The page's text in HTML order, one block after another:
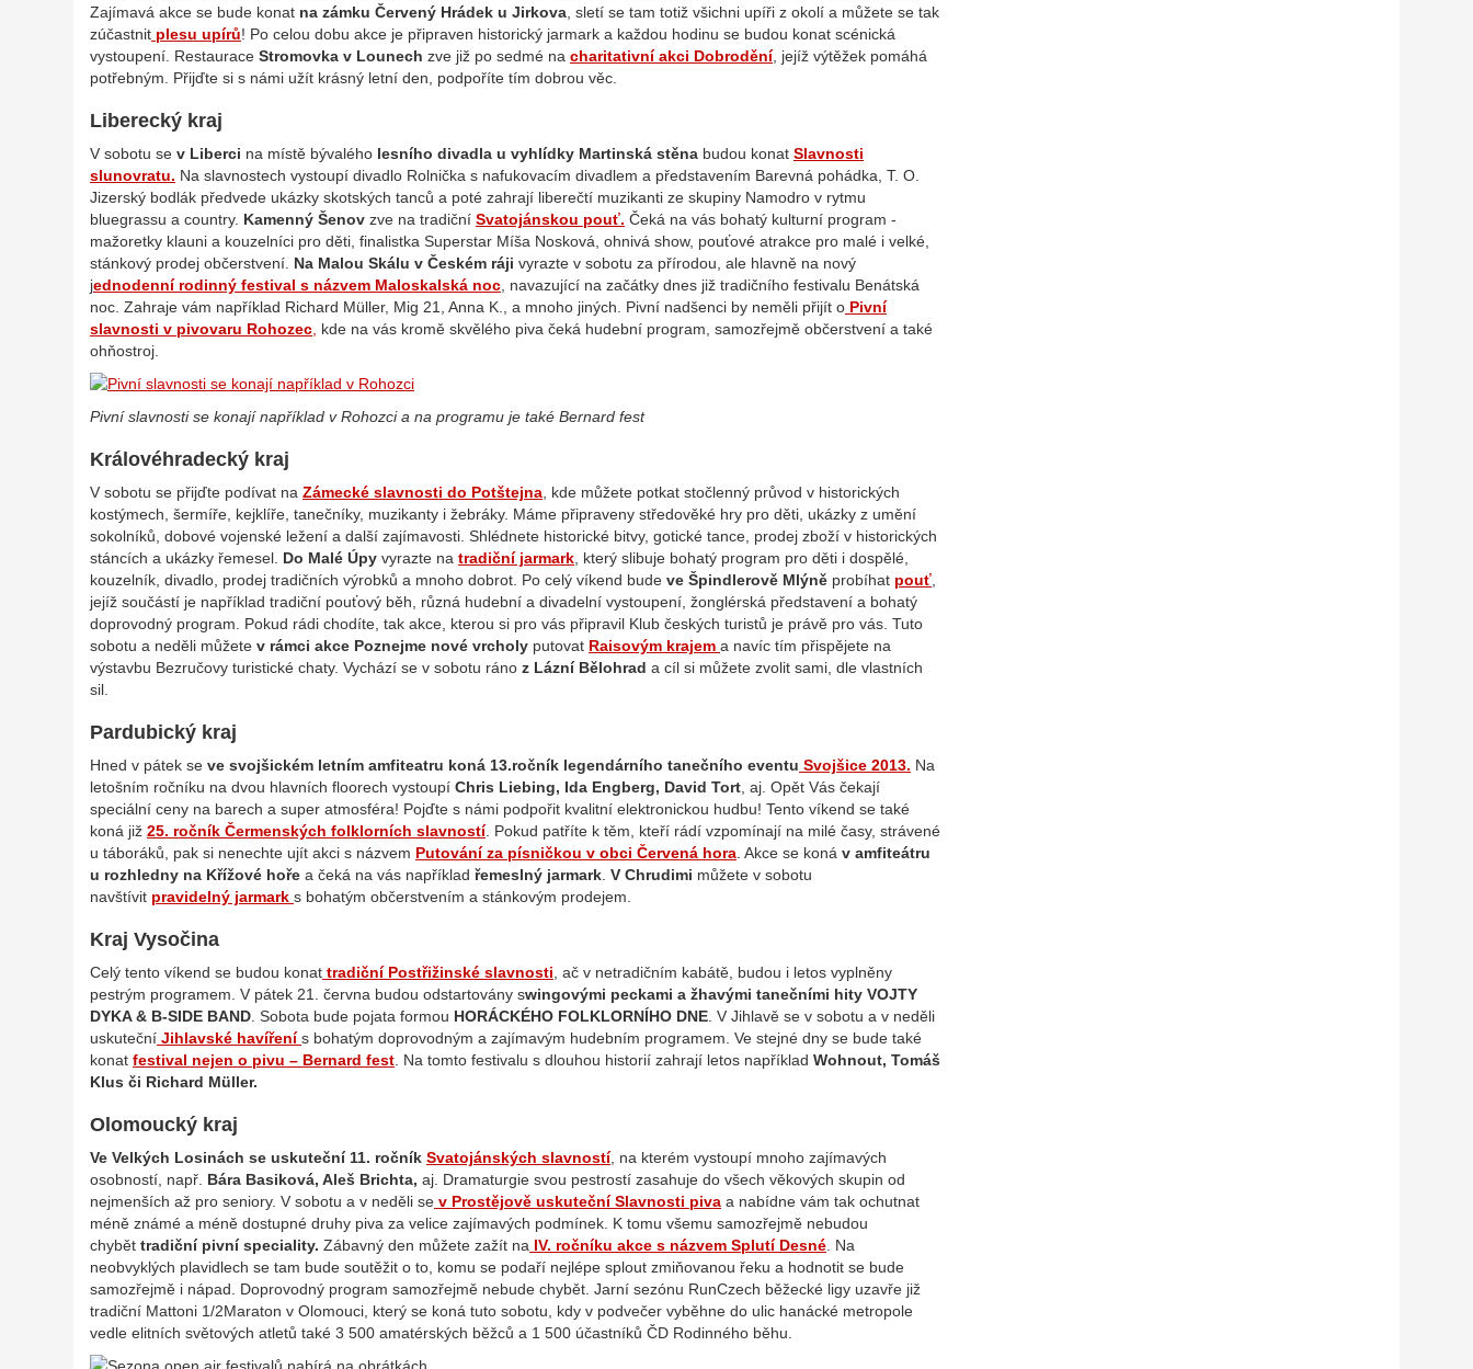
Zajímavá akce se bude konat na zámku Červený Hrádek u Jirkova , sletí se tam totiž všichni upíři z okolí a můžete se tak
zúčastnit plesu upírů! Po celou dobu akce je připraven historický jarmark a každou hodinu se budou konat scénická
vystoupení. Restaurace Stromovka v Lounech zve již po sedmé na charitativní akci Dobrodění, jejíž výtěžek pomáhá
potřebným. Přijďte si s námi užít krásný letní den, podpoříte tím dobrou věc.
Liberecký kraj
V sobotu se v Liberci na místě bývalého lesního divadla u vyhlídky Martinská stěna budou konat Slavnosti
slunovratu. Na slavnostech vystoupí divadlo Rolnička s nafukovacím divadlem a představením Barevná pohádka, T. O.
Jizerský bodlák předvede ukázky skotských tanců a poté zahrají liberečtí muzikanti ze skupiny Namodro v rytmu
bluegrassu a country. Kamenný Šenov zve na tradiční Svatojánskou pouť. Čeká na vás bohatý kulturní program -
mažoretky klauni a kouzelníci pro děti, finalistka Superstar Míša Nosková, ohnivá show, pouťové atrakce pro malé i velké,
stánkový prodej občerstvení. Na Malou Skálu v Českém ráji vyrazte v sobotu za přírodou, ale hlavně na nový
jednodenní rodinný festival s názvem Maloskalská noc , navazující na začátky dnes již tradičního festivalu Benátská
noc. Zahraje vám například Richard Müller, Mig 21, Anna K., a mnoho jiných. Pivní nadšenci by neměli přijít o Pivní
slavnosti v pivovaru Rohozec kde na vás kromě skvělého piva čeká hudební program, samozřejmě občerstvení a také
ohňostroj.
Pivní slavnosti se konají například v Rohozci a na programu je také Bernard fest
Královéhradecký kraj
V sobotu se přijďte podívat na Zámecké slavnosti do Potštejna , kde můžete potkat stočlenný průvod v historických
kostýmech, šermíře, kejklíře, tanečníky, muzikanty i žebráky. Máme připraveny středověké hry pro děti, ukázky z umění
sokolníků, dobové vojenské ležení a další zajímavosti. Shlédnete historické bitvy, gotické tance, prodej zboží v historických
stáncích a ukázky řemesel. Do Malé Úpy vyrazte na tradiční jarmark , který slibuje bohatý program pro děti i dospělé,
kouzelník, divadlo, prodej tradičních výrobků a mnoho dobrot. Po celý víkend bude ve Špindlerově Mlýně probíhat pouť
jejíž součástí je například tradiční pouťový běh, různá hudební a divadelní vystoupení, žonglérská představení a bohatý
doprovodný program. Pokud rádi chodíte, tak akce, kterou si pro vás připravil Klub českých turistů je právě pro vás. Tuto
sobotu a neděli můžete v rámci akce Poznejme nové vrcholy putovat Raisovým krajem a navíc tím přispějete na
výstavbu Bezručovy turistické chaty. Vychází se v sobotu ráno z Lázní Bělohrad a cíl si můžete zvolit sami, dle vlastních
sil.
Pardubický kraj
Hned v pátek se ve svojšickém letním amfiteatru koná 13.ročník legendárního tanečního eventu Svojšice 2013. Na
letošním ročníku na dvou hlavních floorech vystoupí Chris Liebing, Ida Engberg, David Tort , aj. Opět Vás čekají
speciální ceny na barech a super atmosféra! Pojďte s námi podpořit kvalitní elektronickou hudbu! Tento víkend se také
koná již 25. ročník Čermenských folklorních slavností. Pokud patříte k těm, kteří rádí vzpomínají na milé časy, strávené
u táboráků, pak si nenechte ujít akci s názvem Putování za písničkou v obci Červená hora . Akce se koná v amfiteátru
u rozhledny na Křížové hoře a čeká na vás například řemeslný jarmark V Chrudimi můžete v sobotu
navštívit pravidelný jarmark s bohatým občerstvením a stánkovým prodejem.
Kraj Vysočina
Celý tento víkend se budou konat tradiční Postřižinské slavnosti , ač v netradičním kabátě, budou i letos vyplněny
pestrým programem. V pátek 21. června budou odstartovány swingovými peckami a žhavými tanečními hity VOJTY
DYKA & B-SIDE BAND . Sobota bude pojata formou HORÁCKÉHO FOLKLORNÍHO DNE . V Jihlavě se v sobotu a v neděli
uskuteční Jihlavské havíření s bohatým doprovodným a zajímavým hudebním programem. Ve stejné dny se bude také
konat festival nejen o pivu – Bernard fest . Na tomto festivalu s dlouhou historií zahrají letos například Wohnout, Tomáš
Klus či Richard Müller.
Olomoucký kraj
Ve Velkých Losinách se uskuteční 11. ročník Svatojánských slavností, na kterém vystoupí mnoho zajímavých
osobností, např. Bára Basiková, Aleš Brichta, aj. Dramaturgie svou pestrostí zasahuje do všech věkových skupin od
nejmenších až pro seniory. V sobotu a v neděli se v Prostějově uskuteční Slavnosti piva a nabídne vám tak ochutnat
méně známé a méně dostupné druhy piva za velice zajímavých podmínek. K tomu všemu samozřejmě nebudou
chybět tradiční pivní speciality. Zábavný den můžete zažít na IV. ročníku akce s názvem Splutí Desné . Na
neobvyklých plavidlech se tam bude soutěžit o to, komu se podaří nejlépe splout zmiňovanou řeku a hodnotit se bude
samozřejmě i nápad. Doprovodný program samozřejmě nebude chybět. Jarní sezónu RunCzech běžecké ligy uzavře již
tradiční Mattoni 1/2Maraton v Olomouci, který se koná tuto sobotu, kdy v podvečer vyběhne do ulic hanácké metropole
vedle elitních světových atletů také 3 500 amatérských běžců a 1 500 účastníků ČD Rodinného běhu.